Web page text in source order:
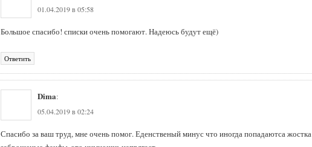
01.04.2019 в 05:58
Большое спасибо! списки очень помогают. Надеюсь будут ещё)
Ответить
Dima:
05.04.2019 в 02:24
Спасибо за ваш труд, мне очень помог. Еденственый минус что иногда попадаютса жостка